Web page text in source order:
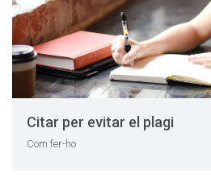
Citar per evitar el plagi
Com fer-ho